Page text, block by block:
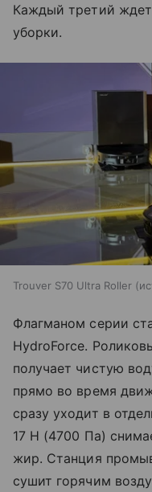
Каждый третий
уборки.
Trouver S70 Ultra Roller
Флагманом серии
HydroForce.
получает чистую
прямо во время
сразу уходит в
17 Н (4700 Па)
жир. Станция
сушит горячим